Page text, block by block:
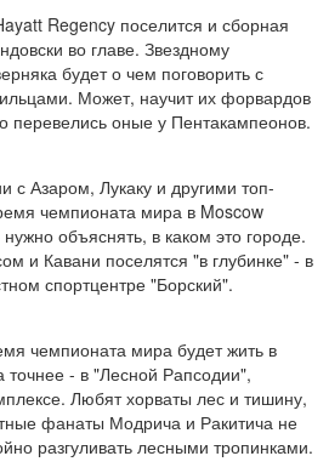
Regency поселится и сборная
во главе. Звездному
будет о чем поговорить с
Может, научит их форвардов
перевелись оные у Пентакампеонов.
с Азаром, Лукаку и другими топ-
чемпионата мира в Moscow
объяснять, в каком это городе.
и Кавани поселятся "в глубинке" - в
спортцентре "Борский".
чемпионата мира будет жить в
точнее - в "Лесной Рапсодии",
Любят хорваты лес и тишину,
фанаты Модрича и Ракитича не
разгуливать лесными тропинками.